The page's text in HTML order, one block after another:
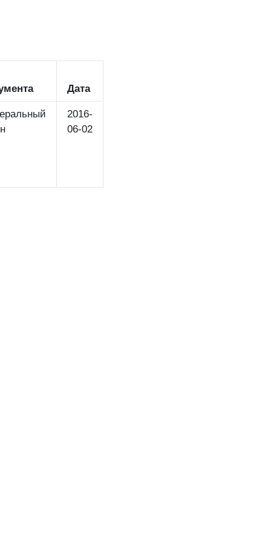
Дата
2016-
06-02